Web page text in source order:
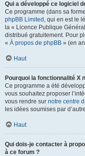
Qui a développé ce logiciel
Ce programme (dans sa
phpBB Limited , qui en est le
la « Licence Publique
distribué gratuitement. Pour
« À propos de phpBB » (en
Haut
Pourquoi la fonctionnalité X
Ce programme a été
vous souhaitez proposer
vous rendre sur notre centre
les idées soumises par
Haut
Qui dois-je contacter à
à ce forum ?